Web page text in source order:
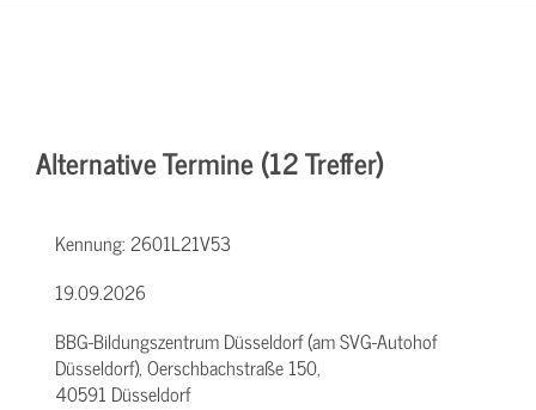
Alternative Termine (12 Treffer)
Kennung:2601L21V53
19.09.2026
BBG-Bildungszentrum Düsseldorf (am SVG-Autohof
Düsseldorf), Oerschbachstraße 150,
40591 Düsseldorf